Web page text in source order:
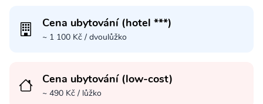
Cena ubytování (hotel ***)
~ 1 100 Kč / dvoulůžko
Cena ubytování (low-cost)
~ 490 Kč / lůžko